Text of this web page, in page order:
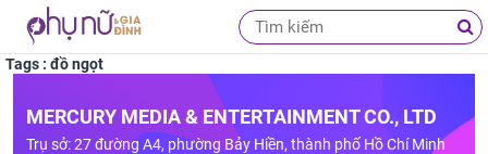
Tags : đồ ngọt
MERCURY MEDIA & ENTERTAINMENT CO., LTD
Trụ sở: 27 đường A4, phường Bảy Hiền, thành phố Hồ Chí Minh